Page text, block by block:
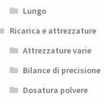
Lungo
Ricarica e attrezzature
Attrezzature varie
Bilance di precisione
Dosatura polvere